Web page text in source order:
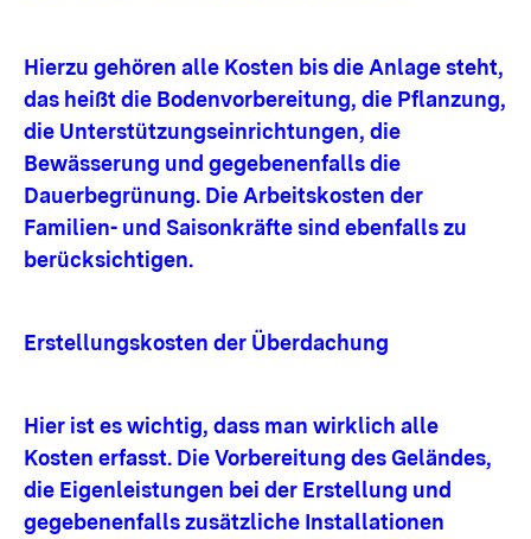
Hierzu gehören alle Kosten bis die Anlage steht,
das heißt die Bodenvorbereitung, die Pflanzung,
die Unterstützungseinrichtungen, die
Bewässerung und gegebenenfalls die
Dauerbegrünung. Die Arbeitskosten der
Familien- und Saisonkräfte sind ebenfalls zu
berücksichtigen.
Erstellungskosten der Überdachung
Hier ist es wichtig, dass man wirklich alle
Kosten erfasst. Die Vorbereitung des Geländes,
die Eigenleistungen bei der Erstellung und
gegebenenfalls zusätzliche Installationen